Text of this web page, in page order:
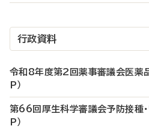
行政資料
令和8年度第2回薬事審議会医薬
P）
第66回厚生科学審議会予防接種・
P）